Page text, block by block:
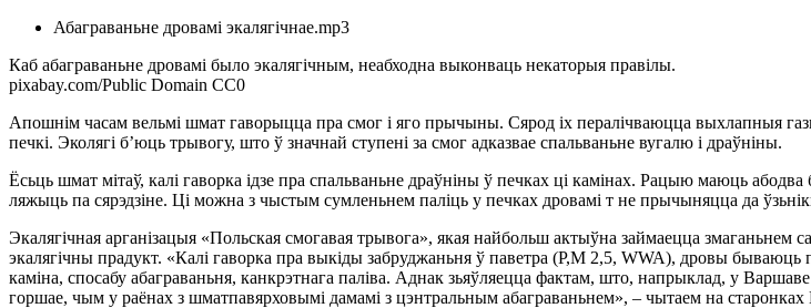
Абаграваньне дровамі экалягічнае.mp3
Каб абаграваньне дровамі было экалягічным, неабходна выконваць некаторыя правілы.
pixabay.com/Public Domain CC0
Апошнім часам вельмі шмат гаворыцца пра смог і яго прычыны. Сярод іх пералічваюцца выхлапныя
печкі. Эколягі б’юць трывогу, што ў значнай ступені за смог адказвае спальваньне вугалю і драўніны.
Ёсьць шмат мітаў, калі гаворка ідзе пра спальваньне драўніны ў печках ці камінах. Рацыю маюць абодва
ляжыць па сярэдзіне. Ці можна з чыстым сумленьнем паліць у печках дровамі т не прычыняцца да
Экалягічная арганізацыя «Польская смогавая трывога», якая найбольш актыўна займаецца змаганьнем
экалягічны прадукт. «Калі гаворка пра выкіды забруджаньня ў паветра (P,M 2,5, WWA), дровы
каміна, спосабу абаграваньня, канкрэтнага паліва. Аднак зьяўляецца фактам, што, напрыклад, у
горшае, чым у раёнах з шматпавярховымі дамамі з цэнтральным абаграваньнем», – чытаем на старонках